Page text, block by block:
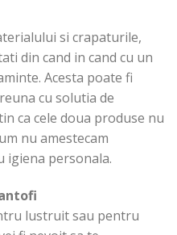
si crapaturile,
din cand in cand cu un
Acesta poate fi
cu solutia de
ca cele doua produse nu
nu amestecam
igiena personala.
lustruit sau pentru